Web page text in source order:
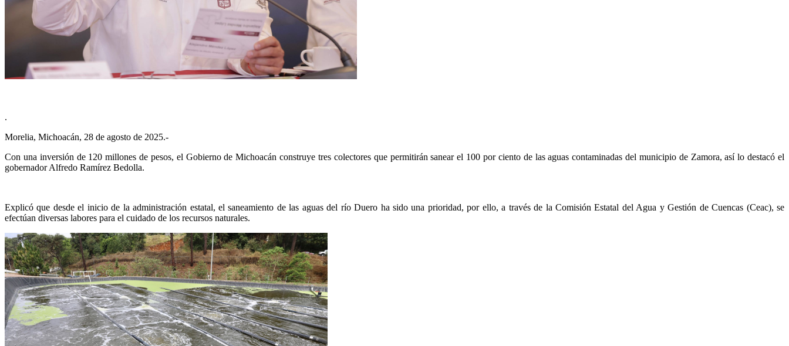
.
Morelia, Michoacán, 28 de agosto de 2025.-
Con una inversión de 120 millones de pesos, el Gobierno de Michoacán construye tres colectores que permitirán sanear el 100 por ciento de las aguas contaminadas del municipio de Zamora, así lo destacó el
gobernador Alfredo Ramírez Bedolla.
Explicó que desde el inicio de la administración estatal, el saneamiento de las aguas del río Duero ha sido una prioridad, por ello, a través de la Comisión Estatal del Agua y Gestión de Cuencas (Ceac), se
efectúan diversas labores para el cuidado de los recursos naturales.